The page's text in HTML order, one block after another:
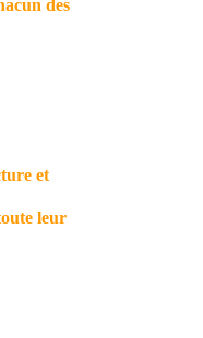
des
et
leur